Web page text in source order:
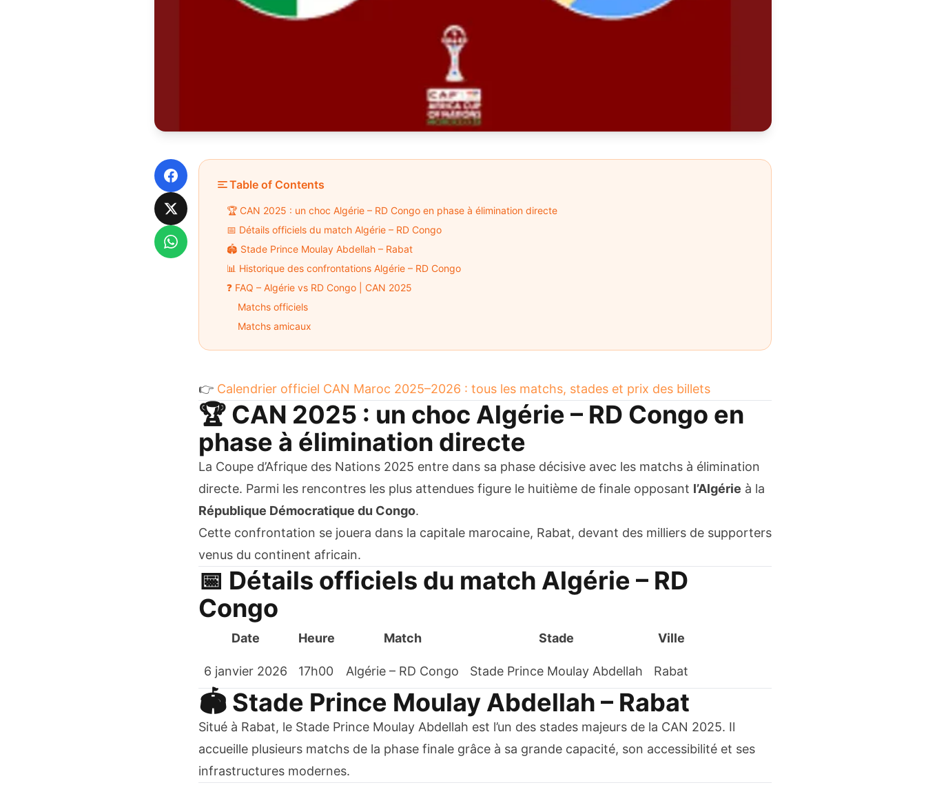
Facebook
X
WhatsApp
Table of Contents
🏆 CAN 2025 : un choc Algérie – RD Congo en phase à élimination directe
📅 Détails officiels du match Algérie – RD Congo
🏟️ Stade Prince Moulay Abdellah – Rabat
📊 Historique des confrontations Algérie – RD Congo
❓ FAQ – Algérie vs RD Congo | CAN 2025
Matchs officiels
Matchs amicaux
👉 Calendrier officiel CAN Maroc 2025–2026 : tous les matchs, stades et prix des billets
🏆 CAN 2025 : un choc Algérie – RD Congo en
phase à élimination directe
La Coupe d’Afrique des Nations 2025 entre dans sa phase décisive avec les matchs à élimination
directe. Parmi les rencontres les plus attendues figure le huitième de finale opposant l’Algérie à la
République Démocratique du Congo.
Cette confrontation se jouera dans la capitale marocaine, Rabat, devant des milliers de supporters
venus du continent africain.
📅 Détails officiels du match Algérie – RD
Congo
Date Heure Match Stade Ville
6 janvier 2026 17h00 Algérie – RD Congo Stade Prince Moulay Abdellah Rabat
🏟️ Stade Prince Moulay Abdellah – Rabat
Situé à Rabat, le Stade Prince Moulay Abdellah est l’un des stades majeurs de la CAN 2025. Il
accueille plusieurs matchs de la phase finale grâce à sa grande capacité, son accessibilité et ses
infrastructures modernes.